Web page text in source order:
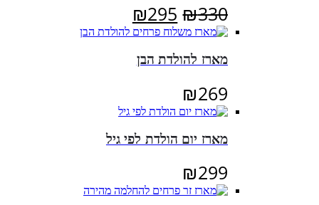
₪330
המחיר
המקורי
היה:
₪295
הנוכחי
מארז להולדת הבן
₪269
מארז יום הולדת לפי גיל
₪299